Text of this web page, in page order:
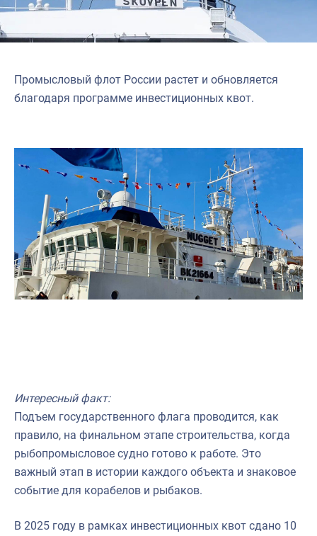
Промысловый флот России растет и обновляется
благодаря программе инвестиционных квот.
Интересный факт:
Подъем государственного флага проводится, как
правило, на финальном этапе строительства, когда
рыбопромысловое судно готово к работе. Это
важный этап в истории каждого объекта и знаковое
событие для корабелов и рыбаков.
В 2025 году в рамках инвестиционных квот сдано 10